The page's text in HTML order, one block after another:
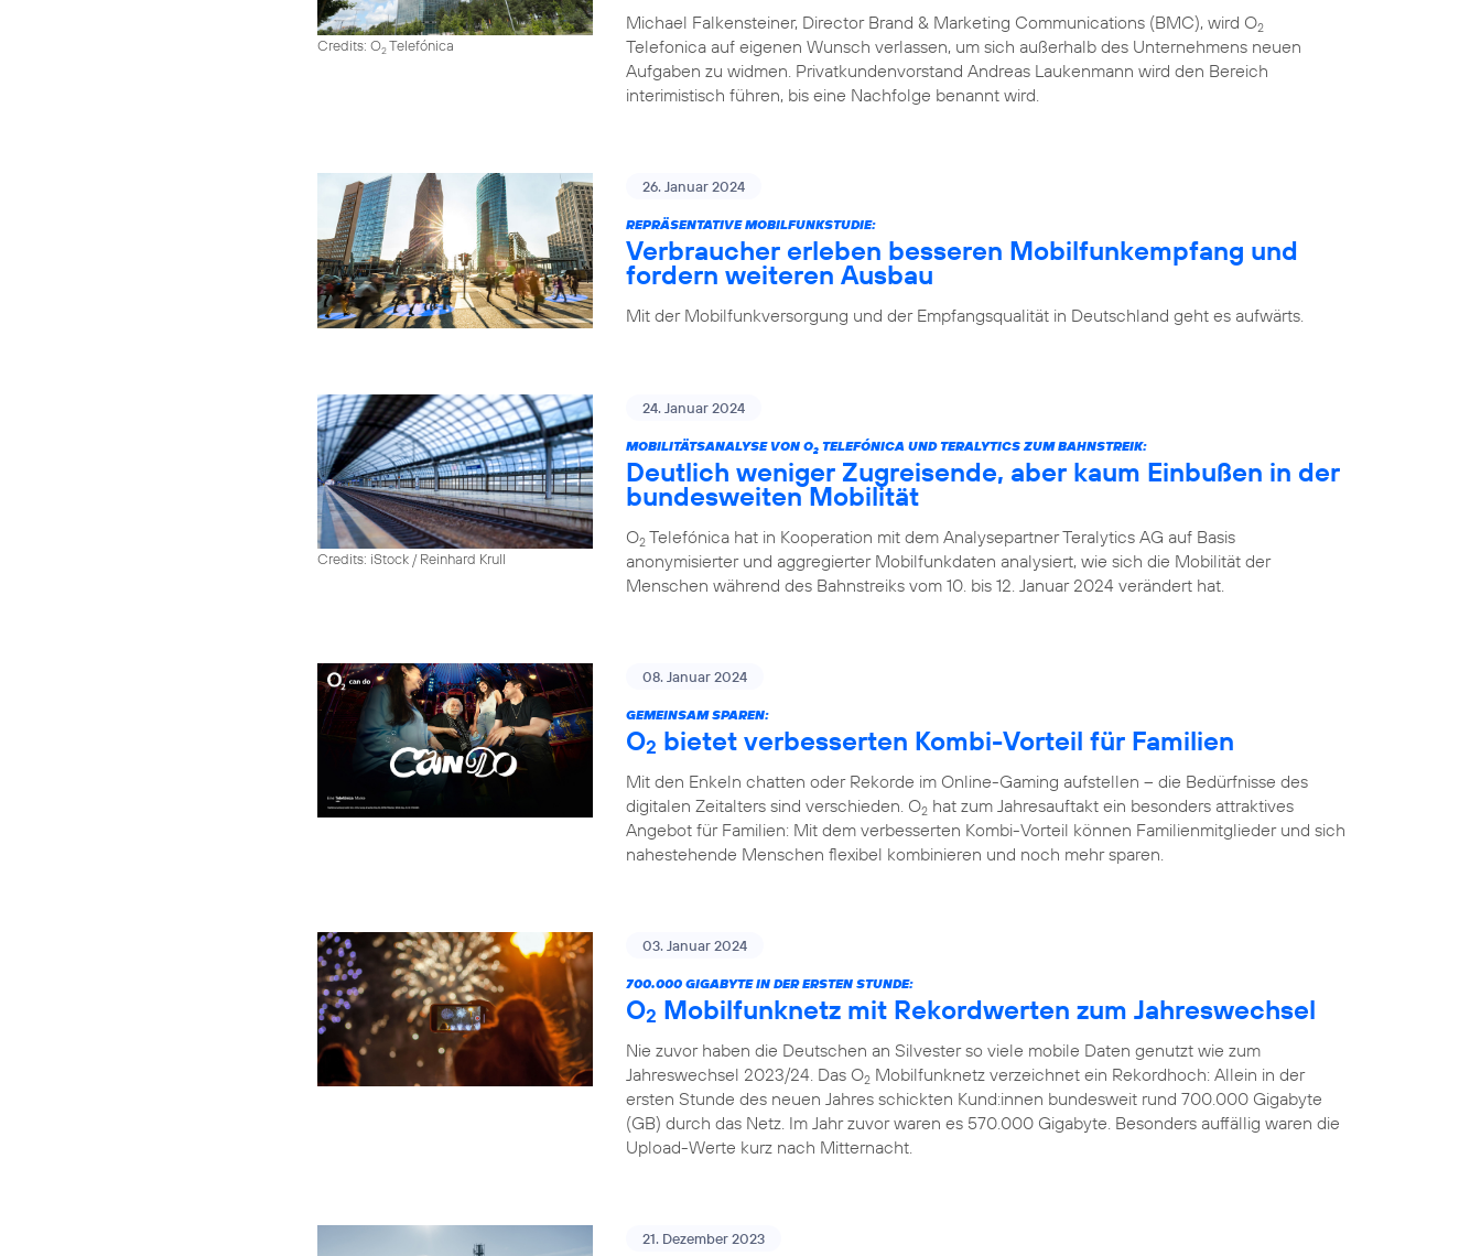
Credits: O2Telefónica
Michael Falkensteiner, Director Brand & Marketing Communications (BMC), wird O2
Telefonica auf eigenen Wunsch verlassen, um sich außerhalb des Unternehmens neuen
Aufgaben zu widmen. Privatkundenvorstand Andreas Laukenmann wird den Bereich
interimistisch führen, bis eine Nachfolge benannt wird.
26. Januar 2024
REPRÄSENTATIVE MOBILFUNKSTUDIE:
Verbraucher erleben besseren Mobilfunkempfang und
fordern weiteren Ausbau
Mit der Mobilfunkversorgung und der Empfangsqualität in Deutschland geht es aufwärts.
Credits: iStock / Reinhard Krull
24. Januar 2024
MOBILITÄTSANALYSE VON O2 TELEFÓNICA UND TERALYTICS ZUM BAHNSTREIK:
Deutlich weniger Zugreisende, aber kaum Einbußen in der
bundesweiten Mobilität
O2 Telefónica hat in Kooperation mit dem Analysepartner Teralytics AG auf Basis
anonymisierter und aggregierter Mobilfunkdaten analysiert, wie sich die Mobilität der
Menschen während des Bahnstreiks vom 10. bis 12. Januar 2024 verändert hat.
08. Januar 2024
GEMEINSAM SPAREN:
O2 bietet verbesserten Kombi-Vorteil für Familien
Mit den Enkeln chatten oder Rekorde im Online-Gaming aufstellen – die Bedürfnisse des
digitalen Zeitalters sind verschieden. O2 hat zum Jahresauftakt ein besonders attraktives
Angebot für Familien: Mit dem verbesserten Kombi-Vorteil können Familienmitglieder und sich
nahestehende Menschen flexibel kombinieren und noch mehr sparen.
03. Januar 2024
700.000 GIGABYTE IN DER ERSTEN STUNDE:
O2 Mobilfunknetz mit Rekordwerten zum Jahreswechsel
Nie zuvor haben die Deutschen an Silvester so viele mobile Daten genutzt wie zum
Jahreswechsel 2023/24. Das O2 Mobilfunknetz verzeichnet ein Rekordhoch: Allein in der
ersten Stunde des neuen Jahres schickten Kund:innen bundesweit rund 700.000 Gigabyte
(GB) durch das Netz. Im Jahr zuvor waren es 570.000 Gigabyte. Besonders auffällig waren die
Upload-Werte kurz nach Mitternacht.
21. Dezember 2023